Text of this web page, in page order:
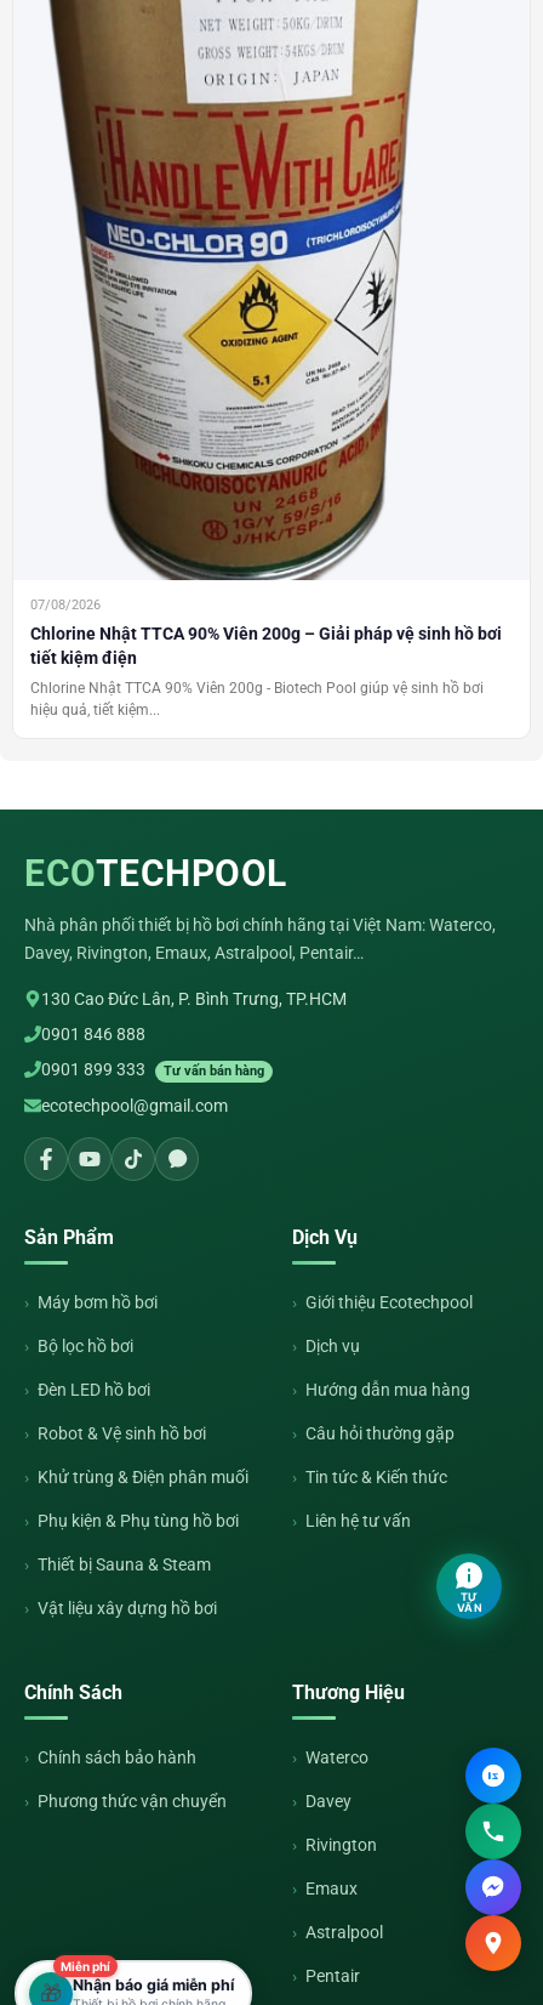
07/08/2026
Chlorine Nhật TTCA 90% Viên 200g – Giải pháp vệ sinh hồ bơi
tiết kiệm điện
Chlorine Nhật TTCA 90% Viên 200g - Biotech Pool giúp vệ sinh hồ bơi
hiệu quả, tiết kiệm...
ECOTECHPOOL
Nhà phân phối thiết bị hồ bơi chính hãng tại Việt Nam: Waterco,
Davey, Rivington, Emaux, Astralpool, Pentair…
130 Cao Đức Lân, P. Bình Trưng, TP.HCM
0901 846 888
0901 899 333
Tư vấn bán hàng
ecotechpool@gmail.com
Sản Phẩm
Máy bơm hồ bơi
Bộ lọc hồ bơi
Đèn LED hồ bơi
Robot & Vệ sinh hồ bơi
Khử trùng & Điện phân muối
Phụ kiện & Phụ tùng hồ bơi
Thiết bị Sauna & Steam
Vật liệu xây dựng hồ bơi
Dịch Vụ
Giới thiệu Ecotechpool
Dịch vụ
Hướng dẫn mua hàng
Câu hỏi thường gặp
Tin tức & Kiến thức
Liên hệ tư vấn
Chính Sách
Chính sách bảo hành
Phương thức vận chuyển
Thương Hiệu
Waterco
Davey
Rivington
Emaux
Astralpool
Pentair
TƯ
VẤN
Miễn phí
🎁 Nhận báo giá miễn phí